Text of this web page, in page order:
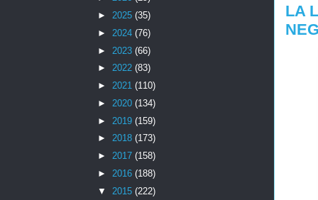
LA
► 2025 (35)
► 2024 (76)
► 2023 (66)
► 2022 (83)
► 2021 (110)
► 2020 (134)
► 2019 (159)
► 2018 (173)
► 2017 (158)
► 2016 (188)
▼ 2015 (222)